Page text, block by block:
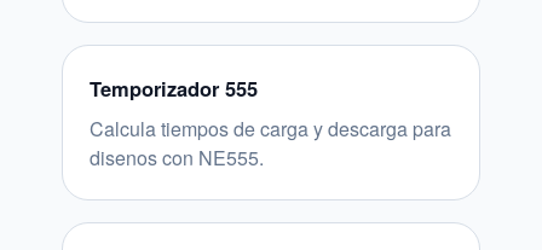
Temporizador 555
Calcula tiempos de carga y descarga para
disenos con NE555.